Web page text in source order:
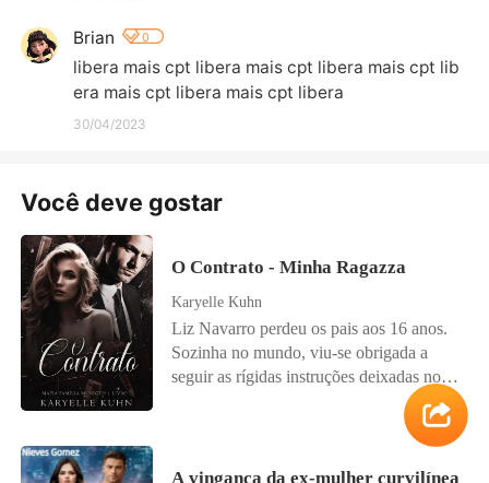
Brian 0
libera mais cpt libera mais cpt libera mais cpt lib
era mais cpt libera mais cpt libera
30/04/2023
Você deve gostar
O Contrato - Minha Ragazza
Karyelle Kuhn
Liz Navarro perdeu os pais aos 16 anos.
Sozinha no mundo, viu-se obrigada a
seguir as rígidas instruções deixadas no
testamento de seu pai. Aos 18, foi forçada
a se casar com um homem que nunca
tinha visto: seu próprio tutor. A condição?
Permanecer casada até os 25 anos,
A vingança da ex-mulher curvilínea